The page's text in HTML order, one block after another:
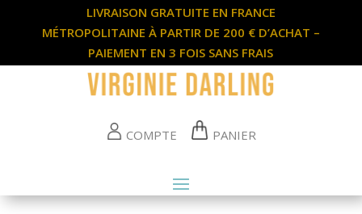
LIVRAISON GRATUITE EN FRANCE
MÉTROPOLITAINE À PARTIR DE 200 € D’ACHAT –
PAIEMENT EN 3 FOIS SANS FRAIS
COMPTE PANIER